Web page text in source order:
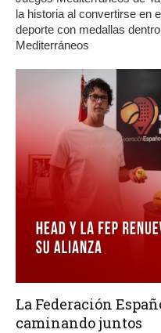
la historia al convertirse en
deporte con medallas
Mediterráneos
La Federación
caminando juntos